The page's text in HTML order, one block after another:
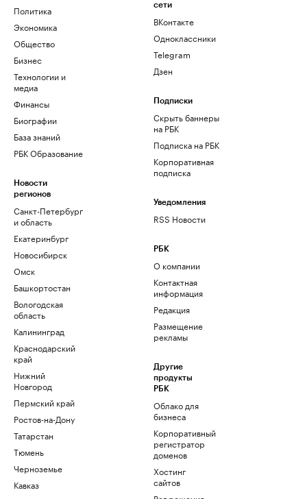
Политика
Экономика
Общество
Бизнес
Технологии и
медиа
Финансы
Биографии
База знаний
РБК Образование
Новости
регионов
Санкт-Петербург
и область
Екатеринбург
Новосибирск
Омск
Башкортостан
Вологодская
область
Калининград
Краснодарский
край
Нижний
Новгород
Пермский край
Ростов-на-Дону
Татарстан
Тюмень
Черноземье
Кавказ
сети
ВКонтакте
Одноклассники
Telegram
Дзен
Подписки
Скрыть баннеры
на РБК
Подписка на РБК
Корпоративная
подписка
Уведомления
RSS Новости
РБК
О компании
Контактная
информация
Редакция
Размещение
рекламы
Другие
продукты
РБК
Облако для
бизнеса
Корпоративный
регистратор
доменов
Хостинг
сайтов